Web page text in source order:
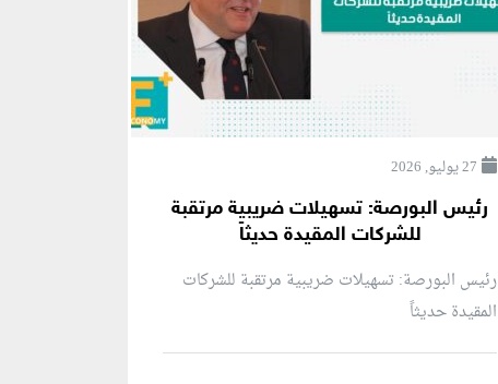
27 يوليو, 2026
رئيس البورصة: تسهيلات ضريبية مرتقبة
للشركات المقيدة حديثاً
رئيس البورصة: تسهيلات ضريبية مرتقبة للشركات
المقيدة حديثاً